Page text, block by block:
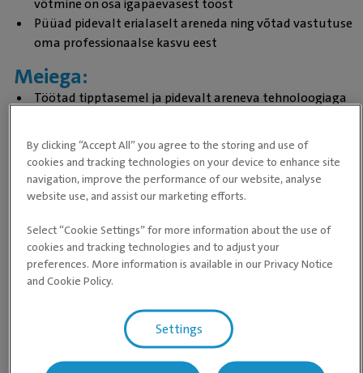
võtmine on osa igapäevasest tööst
Püüad pidevalt erialaselt areneda ning võtad vastutuse
oma professionaalse kasvu eest
Meiega:
Töötad tipptasemel ja pidevalt areneva tehnoloogiaga
Oled väärtuslik tiimiliige kirglikke professionaalide
toetavas tiimis ning valdkonna tippspetsialistide
võrgustikus
Saad läbida mitmeid koolitusi ja kasutada erinevaid
On Sul põnev ja mitmekesine töö, head töötingimused
ja konkurentsivõimeline töötasu
Saad osaleda põnevatel ühisüritustel
Toetad enda vaimset ja füüsilist tervist
Kui Sa tunned, et just Sina oled meie meeskonnast puudu,
siis võta meiega ühendust!personal@evidensia.ee
Töö asukoht: Paadi tee 3, Haabneeme, 74001 Viimsi vald.
By clicking “Accept All” you agree to the storing and use of
cookies and tracking technologies on your device to enhance site
navigation, improve the performance of our website, analyse
website use, and assist our marketing efforts.
Select “Cookie Settings” for more information about the use of
cookies and tracking technologies and to adjust your
preferences. More information is available in our Privacy Notice
and Cookie Policy.
Settings